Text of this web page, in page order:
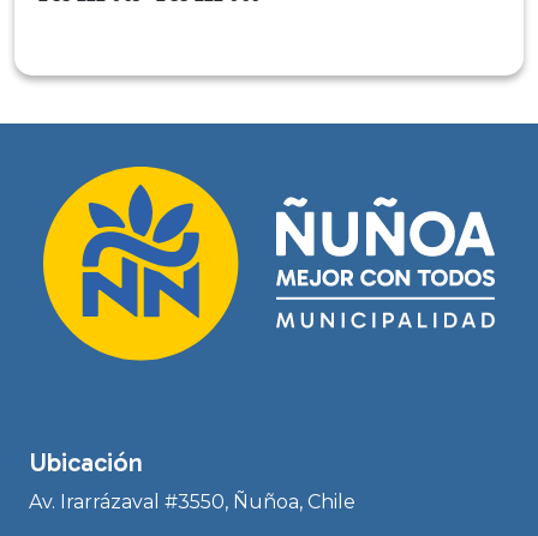
Ubicación
Av. Irarrázaval #3550, Ñuñoa, Chile